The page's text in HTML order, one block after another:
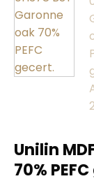
Unilin
70%